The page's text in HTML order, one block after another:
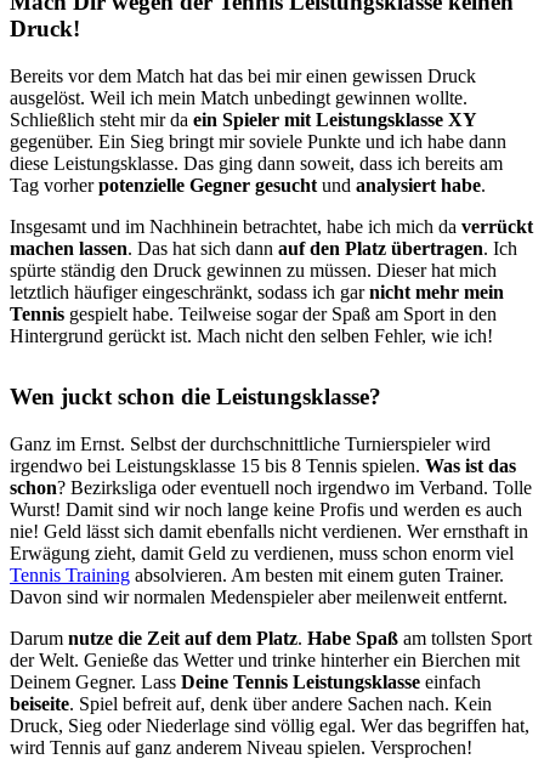
Druck!
Bereits vor dem Match hat das bei mir einen gewissen Druck
ausgelöst. Weil ich mein Match unbedingt gewinnen wollte.
Schließlich steht mir da ein Spieler mit Leistungsklasse XY
gegenüber. Ein Sieg bringt mir soviele Punkte und ich habe dann
diese Leistungsklasse. Das ging dann soweit, dass ich bereits am
Tag vorherpotenzielle Gegner gesucht und analysiert habe.
Insgesamt und im Nachhinein betrachtet, habe ich mich da verrückt
machen lassen. Das hat sich dann auf den Platz übertragen. Ich
spürte ständig den Druck gewinnen zu müssen. Dieser hat mich
letztlich häufiger eingeschränkt, sodass ich garnicht mehr mein
Tennis gespielt habe. Teilweise sogar der Spaß am Sport in den
Hintergrund gerückt ist. Mach nicht den selben Fehler, wie ich!
Wen juckt schon die Leistungsklasse?
Ganz im Ernst. Selbst der durchschnittliche Turnierspieler wird
irgendwo bei Leistungsklasse 15 bis 8 Tennis spielen. Was ist das
schon? Bezirksliga oder eventuell noch irgendwo im Verband. Tolle
Wurst! Damit sind wir noch lange keine Profis und werden es auch
nie! Geld lässt sich damit ebenfalls nicht verdienen. Wer ernsthaft in
Erwägung zieht, damit Geld zu verdienen, muss schon enorm viel
Tennis Training absolvieren. Am besten mit einem guten Trainer.
Davon sind wir normalen Medenspieler aber meilenweit entfernt.
Darum nutze die Zeit auf dem Platz. Habe Spaß am tollsten Sport
der Welt. Genieße das Wetter und trinke hinterher ein Bierchen mit
Deinem Gegner. Lass Deine Tennis Leistungsklasse einfach
beiseite. Spiel befreit auf, denk über andere Sachen nach. Kein
Druck, Sieg oder Niederlage sind völlig egal. Wer das begriffen hat,
wird Tennis auf ganz anderem Niveau spielen. Versprochen!